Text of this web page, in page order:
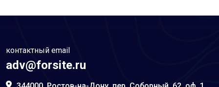
контактный email
adv@forsite.ru